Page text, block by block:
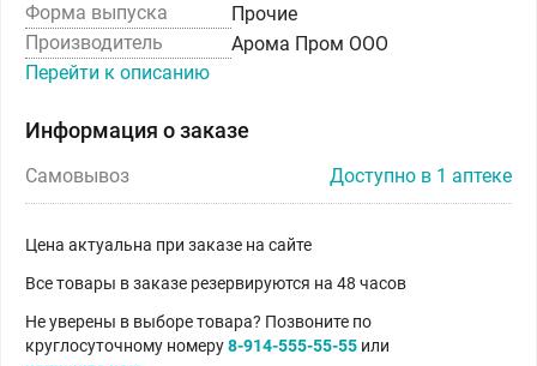
Форма выпуска
Прочие
Производитель
Арома Пром ООО
Перейти к описанию
Информация о заказе
Самовывоз Доступно в 1 аптеке
Цена актуальна при заказе на сайте
Все товары в заказе резервируются на 48 часов
Не уверены в выборе товара? Позвоните по
круглосуточному номеру8-914-555-55-55 или